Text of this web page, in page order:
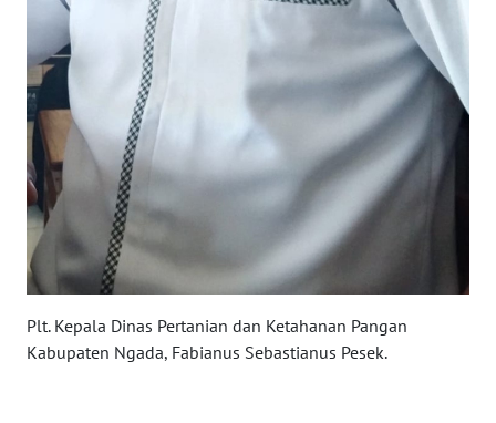
Plt. Kepala Dinas Pertanian dan Ketahanan Pangan
Kabupaten Ngada, Fabianus Sebastianus Pesek.
SERAMBI
WN
JAMBI
WN
SULTRA
NTB
WN
SULTENG